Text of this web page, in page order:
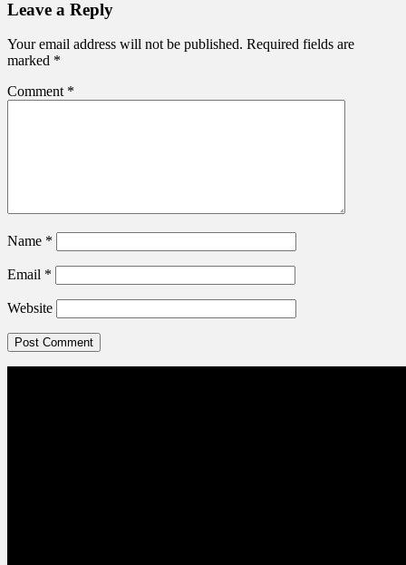
Leave a Reply
Your email address will not be published. Required fields are
marked *
Comment *
Name *
Email *
Website